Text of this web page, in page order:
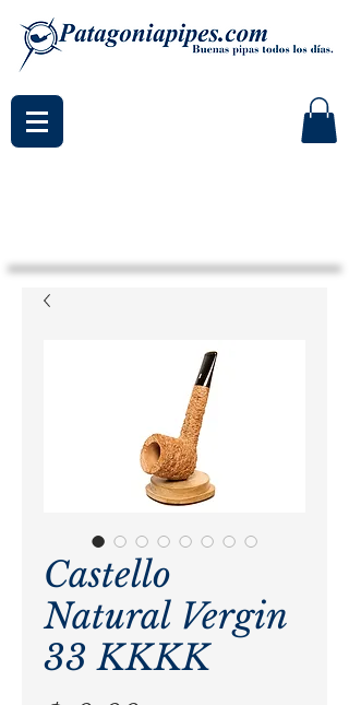
Castello
Natural Vergin
33 KKKK